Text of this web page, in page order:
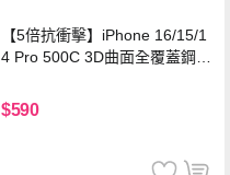
【5倍抗衝擊】iPhone 16/15/1
4 Pro 500C 3D曲面全覆蓋鋼化
保護貼
$590